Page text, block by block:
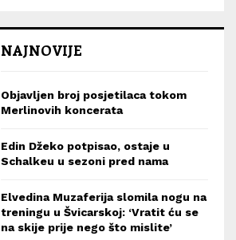
NAJNOVIJE
Objavljen broj posjetilaca tokom
Merlinovih koncerata
Edin Džeko potpisao, ostaje u
Schalkeu u sezoni pred nama
Elvedina Muzaferija slomila nogu na
treningu u Švicarskoj: ‘Vratit ću se
na skije prije nego što mislite’